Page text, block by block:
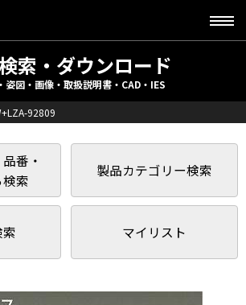
索・ダウンロード
姿図・画像・取扱説明書・CAD・IES
92809
番・
索
製品カテゴリー検索
マイリスト